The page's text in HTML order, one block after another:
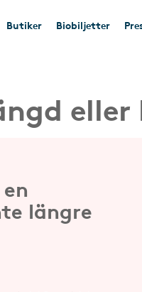
Butiker Biobiljetter
längre